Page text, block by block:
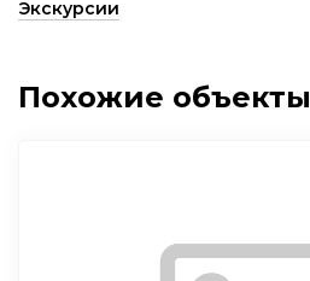
Экскурсии
Похожие объекты